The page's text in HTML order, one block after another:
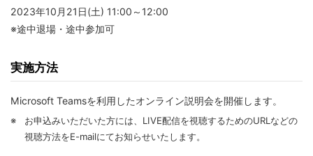
2023年10月21日(土) 11:00～12:00
※途中退場・途中参加可
実施方法
Microsoft Teamsを利用したオンライン説明会を開催します。
※
お申込みいただいた方には、LIVE配信を視聴するためのURLなどの
視聴方法をE-mailにてお知らせいたします。